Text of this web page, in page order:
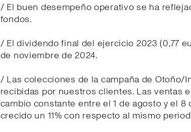
/ El buen desempeño operativo se ha
fondos.
/ El dividendo final del ejercicio 2023 (0,77
de noviembre de 2024.
/ Las colecciones de la campaña de Otoño/
recibidas por nuestros clientes. Las ventas
cambio constante entre el 1 de agosto y el 8
crecido un 11% con respecto al mismo